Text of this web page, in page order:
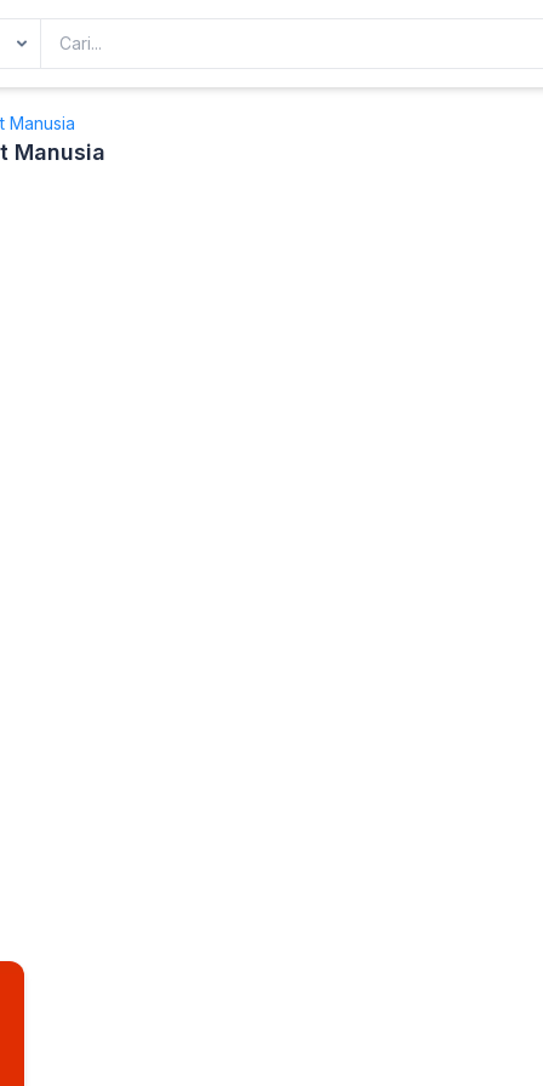
Manusia
Manusia